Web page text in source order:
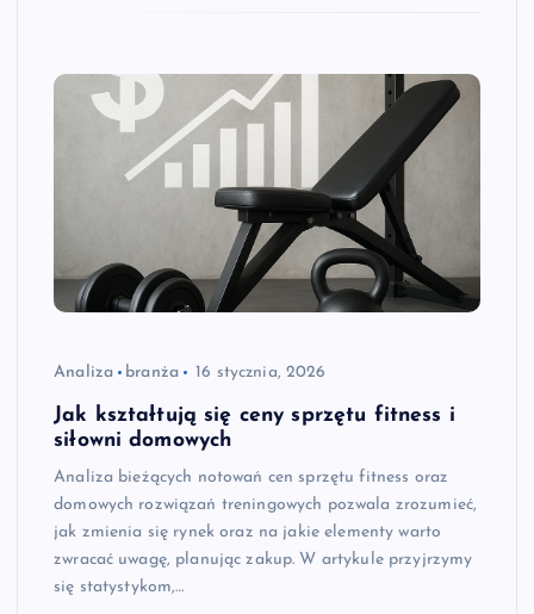
Analiza branża 16 stycznia, 2026
Jak kształtują się ceny sprzętu fitness i
siłowni domowych
Analiza bieżących notowań cen sprzętu fitness oraz
domowych rozwiązań treningowych pozwala zrozumieć,
jak zmienia się rynek oraz na jakie elementy warto
zwracać uwagę, planując zakup. W artykule przyjrzymy
się statystykom,…